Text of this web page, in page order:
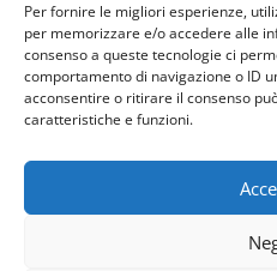
Per fornire le migliori esperienze,
per memorizzare e/o accedere alle
consenso a queste tecnologie ci
comportamento di navigazione o ID
acconsentire o ritirare il consenso
caratteristiche e funzioni.
Lavoro: valido il
Diritto civile: il conduttore
di locazione se il cane del
continuamente
Copyright © 2007-2024